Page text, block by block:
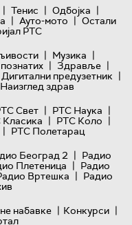
| Тенис | Одбојка |
| Ауто-мото | Остали
РТС
| Музика |
| Здравље |
Дигитални предузетник |
Наизглед здрав
Свет | РТС Наука |
| РТС Коло |
| РТС Полетарац
Београд 2 | Радио
Плетеница | Радио
Вртешка | Радио
набавке | Конкурси |